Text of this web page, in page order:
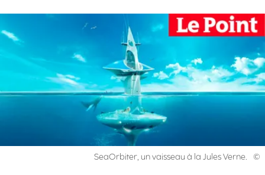
Droits réservés :
SeaOrbiter, un vaisseau à la Jules Verne.